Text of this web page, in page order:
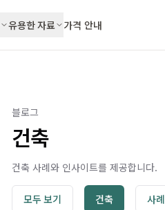
유용한 자료 가격 안내
블로그
건축
건축 사례와 인사이트를 제공합니다.
모두 보기 건축 사례